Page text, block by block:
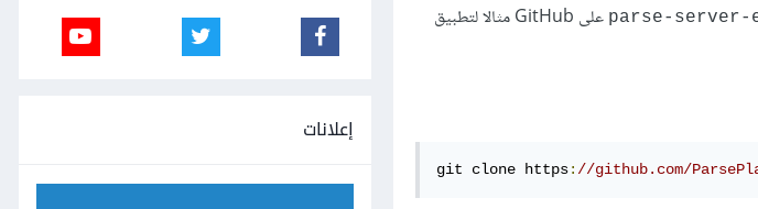
parse-server-
على GitHub مثالا لتطبيق
git clone https: //github.com/
إعلانات